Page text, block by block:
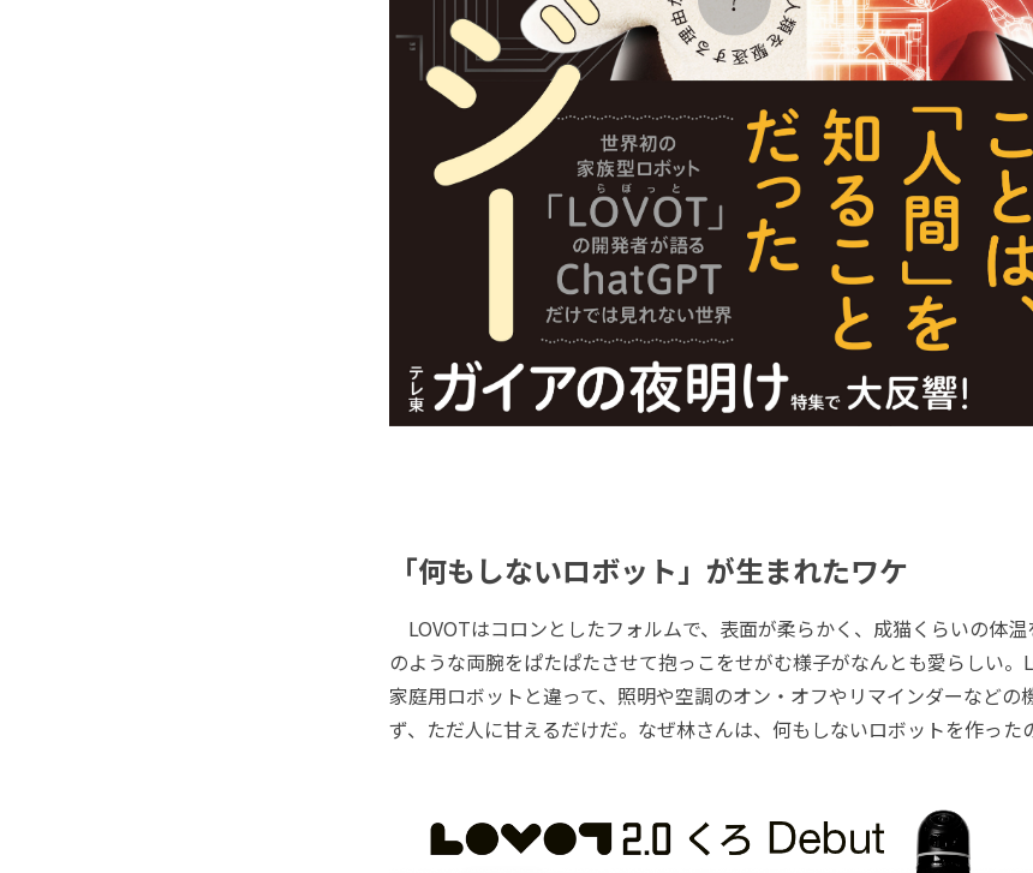
「何もしないロボット」が生まれたワケ
LOVOTはコロンとしたフォルムで、表面が柔らかく、成猫くらいの体
のような両腕をぱたぱたさせて抱っこをせがむ様子がなんとも愛らしい。
家庭用ロボットと違って、照明や空調のオン・オフやリマインダーなどの
ず、ただ人に甘えるだけだ。なぜ林さんは、何もしないロボットを作った